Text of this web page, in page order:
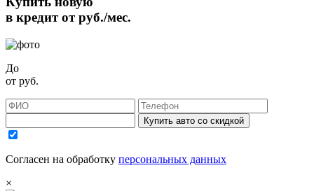
в кредит отруб./мес.
До
от руб.
Купить авто со скидкой
Согласен на обработку персональных данных
×